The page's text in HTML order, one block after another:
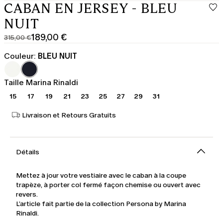
CABAN EN JERSEY - BLEU
NUIT
315,00 €
Prix
original
315,00
189,00 €
Prix
actuel
189,00
Couleur: BLEU NUIT
Taille Marina Rinaldi
15 17 19 21 23 25 27 29 31
Livraison et Retours Gratuits
Détails
Mettez à jour votre vestiaire avec le caban à la coupe
trapèze, à porter col fermé façon chemise ou ouvert avec
revers.
L’article fait partie de la collection Persona by Marina
Rinaldi.